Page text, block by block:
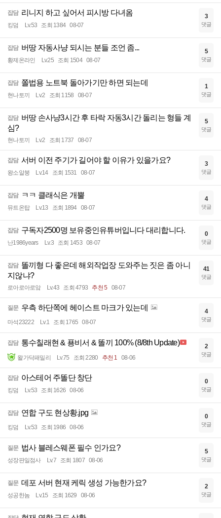
잡담 리니지 하고 싶어서 피시방 다녀옴
킹덤 Lv.53 조회 1384 08-07
3
댓글
잡담 버땅 자동사냥 되시는 분들 조언 좀...
황제온라인 Lv.25 조회 1504 08-07
5
댓글
잡담 쫄법용 노트북 돌아가기만 하면 되는데
현나토끼 Lv.2 조회 1158 08-07
1
댓글
잡담 버땅 손사냥3시간 후 타락 자동3시간 돌리는 형들 계
심?
현나토끼 Lv.2 조회 1737 08-07
5
댓글
잡담 서버 이전 주기가 길어야 할 이유가 있을가요?
왕소알붕 Lv.14 조회 1531 08-07
3
댓글
잡담 ㅋㅋ 클래식은 개뿔
뮤트온탑 Lv.13 조회 1894 08-07
4
댓글
잡담 구독자2500명 보유중인유튜버입니다 대리합니다.
난1986years Lv.3 조회 1453 08-07
0
댓글
잡담 똘끼형 다 좋은데 해외작업장 도와주는 짓은 좀 아니
지않냐?
로아로아로앜 Lv.43 조회 4793 추천 5 08-07
41
댓글
질문 우측 하단쪽에 헤이스트 마크가 있는데
마석23222 Lv.1 조회 1765 08-07
4
댓글
잡담 통수칠래현 & 푱비서 & 똘끼 100% (8/8th Update)
왈가닥패밀리 Lv.75 조회 2280 추천 1 08-06
2
댓글
잡담 아스테어 주똘단 창단
킹덤 Lv.53 조회 1626 08-06
0
댓글
잡담 연합 구도 현상황.jpg
킹덤 Lv.53 조회 1986 08-06
0
댓글
질문 법사 블레스웨폰 필수 인가요?
성장판일점사 Lv.7 조회 1807 08-06
5
댓글
질문 데포 서버 현재 케릭 생성 가능한가요?
성공한놈 Lv.15 조회 1629 08-06
2
댓글